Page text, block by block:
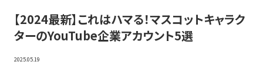
【2024最新】これはハマる！マスコットキャラク
ターのYouTube企業アカウント5選
2025.05.19